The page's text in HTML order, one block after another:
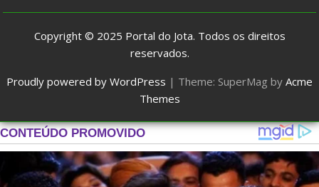
Copyright © 2025 Portal do Jota. Todos os direitos
reservados.
Proudly powered by WordPress | Theme: SuperMag by Acme
Themes